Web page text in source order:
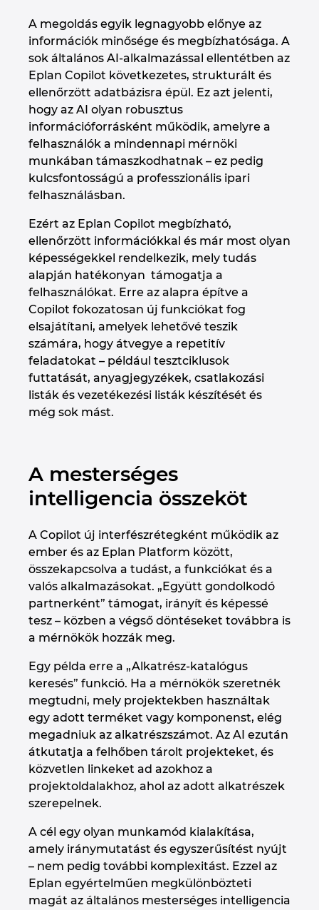
A megoldás egyik legnagyobb előnye az
információk minősége és megbízhatósága. A
sok általános AI‑alkalmazással ellentétben az
Eplan Copilot következetes, strukturált és
ellenőrzött adatbázisra épül. Ez azt jelenti,
hogy az AI olyan robusztus
információforrásként működik, amelyre a
felhasználók a mindennapi mérnöki
munkában támaszkodhatnak – ez pedig
kulcsfontosságú a professzionális ipari
felhasználásban.
Ezért az Eplan Copilot megbízható,
ellenőrzött információkkal és már most olyan
képességekkel rendelkezik, mely tudás
alapján hatékonyan támogatja a
felhasználókat. Erre az alapra építve a
Copilot fokozatosan új funkciókat fog
elsajátítani, amelyek lehetővé teszik
számára, hogy átvegye a repetitív
feladatokat – például tesztciklusok
futtatását, anyagjegyzékek, csatlakozási
listák és vezetékezési listák készítését és
még sok mást.
A mesterséges
intelligencia összeköt
A Copilot új interfészrétegként működik az
ember és az Eplan Platform között,
összekapcsolva a tudást, a funkciókat és a
valós alkalmazásokat. „Együtt gondolkodó
partnerként” támogat, irányít és képessé
tesz – közben a végső döntéseket továbbra is
a mérnökök hozzák meg.
Egy példa erre a „Alkatrész-katalógus
keresés” funkció. Ha a mérnökök szeretnék
megtudni, mely projektekben használtak
egy adott terméket vagy komponenst, elég
megadniuk az alkatrészszámot. Az AI ezután
átkutatja a felhőben tárolt projekteket, és
közvetlen linkeket ad azokhoz a
projektoldalakhoz, ahol az adott alkatrészek
szerepelnek.
A cél egy olyan munkamód kialakítása,
amely iránymutatást és egyszerűsítést nyújt
– nem pedig további komplexitást. Ezzel az
Eplan egyértelműen megkülönbözteti
magát az általános mesterséges intelligencia